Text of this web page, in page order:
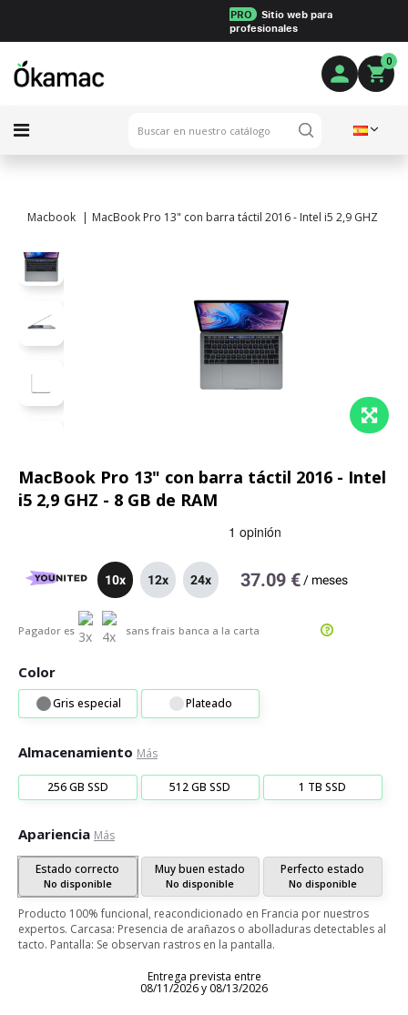
PRO
Sitio web para
profesionales
0
Macbook MacBook Pro 13" con barra táctil 2016 - Intel i5 2,9 GHZ - 8
MacBook Pro 13" con barra táctil 2016 - Intel
i5 2,9 GHZ - 8 GB de RAM
10x 12x 24x 37.09 € / meses
Pagador es sans frais banca a la carta
Color
Gris especial Plateado
Almacenamiento Más
256 GB SSD 512 GB SSD 1 TB SSD
Apariencia Más
Estado correcto
No disponible
Muy buen estado
No disponible
Perfecto estado
No disponible
Producto 100% funcional, reacondicionado en Francia por nuestros
expertos. Carcasa: Presencia de arañazos o abolladuras detectables al
tacto. Pantalla: Se observan rastros en la pantalla.
Entrega prevista entre
08/11/2026 y 08/13/2026